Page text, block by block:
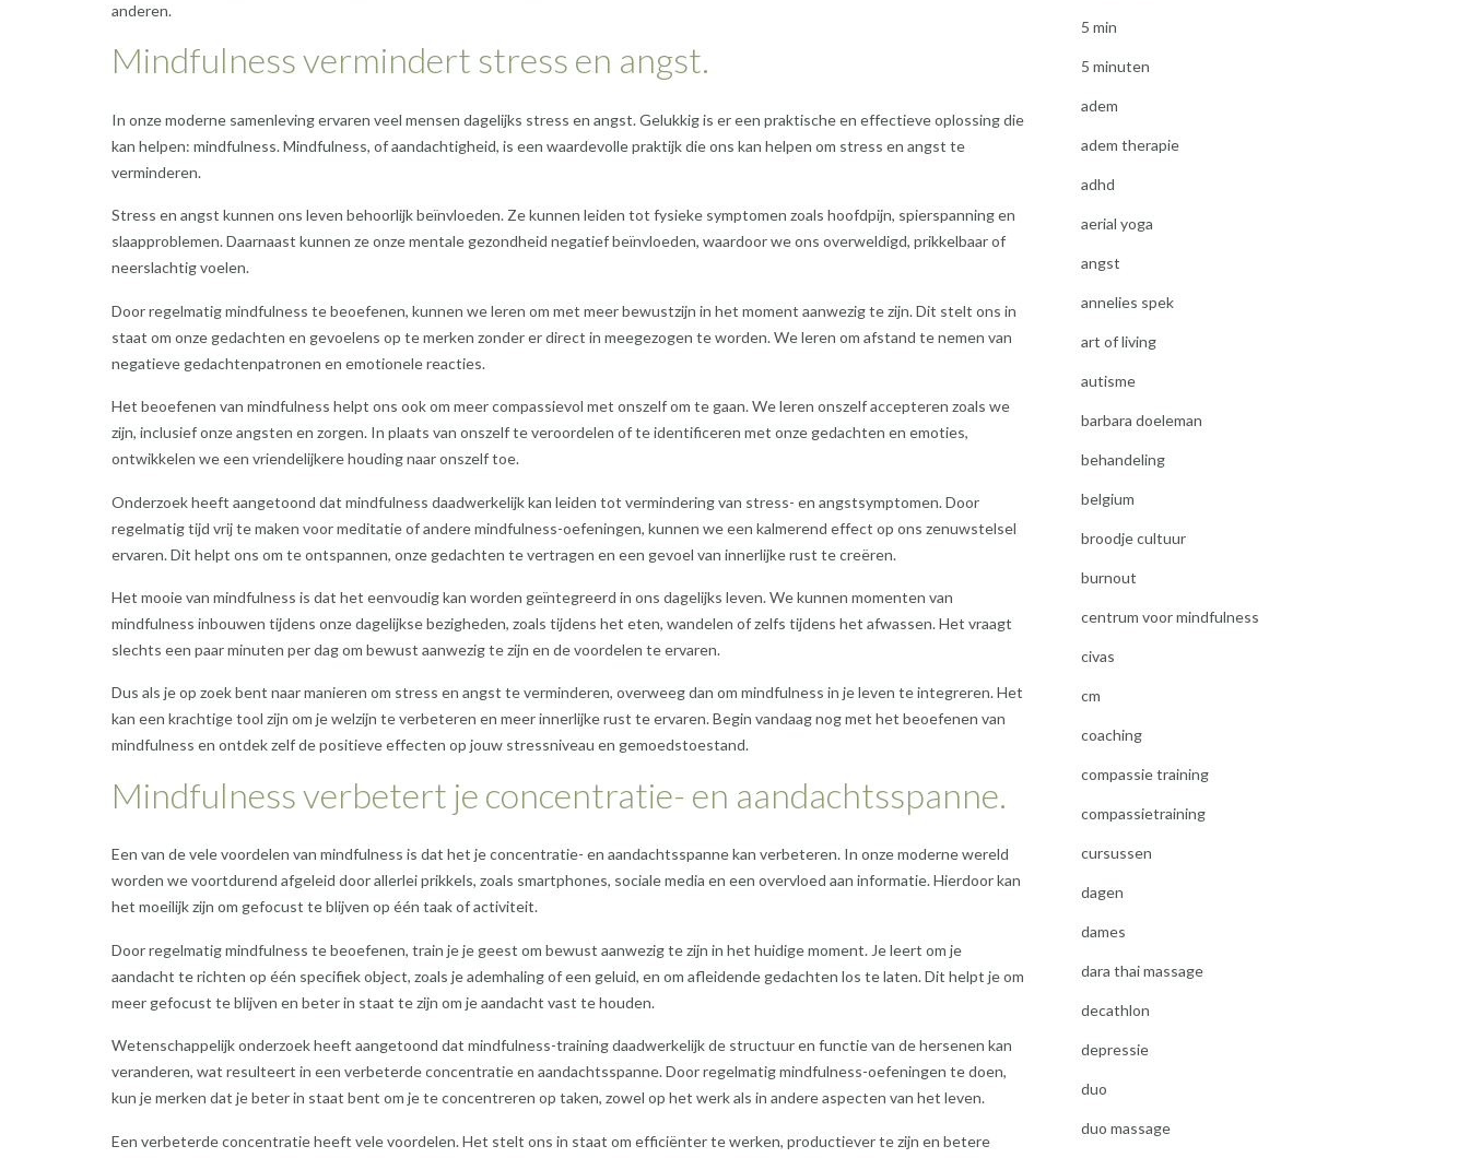
anderen.
Mindfulness vermindert stress en angst.
In onze moderne samenleving ervaren veel mensen dagelijks stress en angst. Gelukkig is er een praktische en effectieve oplossing die
kan helpen: mindfulness. Mindfulness, of aandachtigheid, is een waardevolle praktijk die ons kan helpen om stress en angst te
verminderen.
Stress en angst kunnen ons leven behoorlijk beïnvloeden. Ze kunnen leiden tot fysieke symptomen zoals hoofdpijn, spierspanning en
slaapproblemen. Daarnaast kunnen ze onze mentale gezondheid negatief beïnvloeden, waardoor we ons overweldigd, prikkelbaar of
neerslachtig voelen.
Door regelmatig mindfulness te beoefenen, kunnen we leren om met meer bewustzijn in het moment aanwezig te zijn. Dit stelt ons in
staat om onze gedachten en gevoelens op te merken zonder er direct in meegezogen te worden. We leren om afstand te nemen van
negatieve gedachtenpatronen en emotionele reacties.
Het beoefenen van mindfulness helpt ons ook om meer compassievol met onszelf om te gaan. We leren onszelf accepteren zoals we
zijn, inclusief onze angsten en zorgen. In plaats van onszelf te veroordelen of te identificeren met onze gedachten en emoties,
ontwikkelen we een vriendelijkere houding naar onszelf toe.
Onderzoek heeft aangetoond dat mindfulness daadwerkelijk kan leiden tot vermindering van stress- en angstsymptomen. Door
regelmatig tijd vrij te maken voor meditatie of andere mindfulness-oefeningen, kunnen we een kalmerend effect op ons zenuwstelsel
ervaren. Dit helpt ons om te ontspannen, onze gedachten te vertragen en een gevoel van innerlijke rust te creëren.
Het mooie van mindfulness is dat het eenvoudig kan worden geïntegreerd in ons dagelijks leven. We kunnen momenten van
mindfulness inbouwen tijdens onze dagelijkse bezigheden, zoals tijdens het eten, wandelen of zelfs tijdens het afwassen. Het vraagt
slechts een paar minuten per dag om bewust aanwezig te zijn en de voordelen te ervaren.
Dus als je op zoek bent naar manieren om stress en angst te verminderen, overweeg dan om mindfulness in je leven te integreren. Het
kan een krachtige tool zijn om je welzijn te verbeteren en meer innerlijke rust te ervaren. Begin vandaag nog met het beoefenen van
mindfulness en ontdek zelf de positieve effecten op jouw stressniveau en gemoedstoestand.
Mindfulness verbetert je concentratie- en aandachtsspanne.
Een van de vele voordelen van mindfulness is dat het je concentratie- en aandachtsspanne kan verbeteren. In onze moderne wereld
worden we voortdurend afgeleid door allerlei prikkels, zoals smartphones, sociale media en een overvloed aan informatie. Hierdoor kan
het moeilijk zijn om gefocust te blijven op één taak of activiteit.
Door regelmatig mindfulness te beoefenen, train je je geest om bewust aanwezig te zijn in het huidige moment. Je leert om je
aandacht te richten op één specifiek object, zoals je ademhaling of een geluid, en om afleidende gedachten los te laten. Dit helpt je om
meer gefocust te blijven en beter in staat te zijn om je aandacht vast te houden.
Wetenschappelijk onderzoek heeft aangetoond dat mindfulness-training daadwerkelijk de structuur en functie van de hersenen kan
veranderen, wat resulteert in een verbeterde concentratie en aandachtsspanne. Door regelmatig mindfulness-oefeningen te doen,
kun je merken dat je beter in staat bent om je te concentreren op taken, zowel op het werk als in andere aspecten van het leven.
Een verbeterde concentratie heeft vele voordelen. Het stelt ons in staat om efficiënter te werken, productiever te zijn en betere
5 min
5 minuten
adem
adem therapie
adhd
aerial yoga
angst
annelies spek
art of living
autisme
barbara doeleman
behandeling
belgium
broodje cultuur
burnout
centrum voor mindfulness
civas
cm
coaching
compassie training
compassietraining
cursussen
dagen
dames
dara thai massage
decathlon
depressie
duo
duo massage